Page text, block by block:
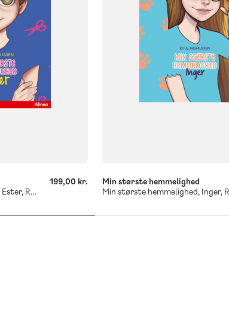
Min største hemmelighed, Ester, Rød Læseklub
199,00 kr.
9788723567987
Min største hemmelighed